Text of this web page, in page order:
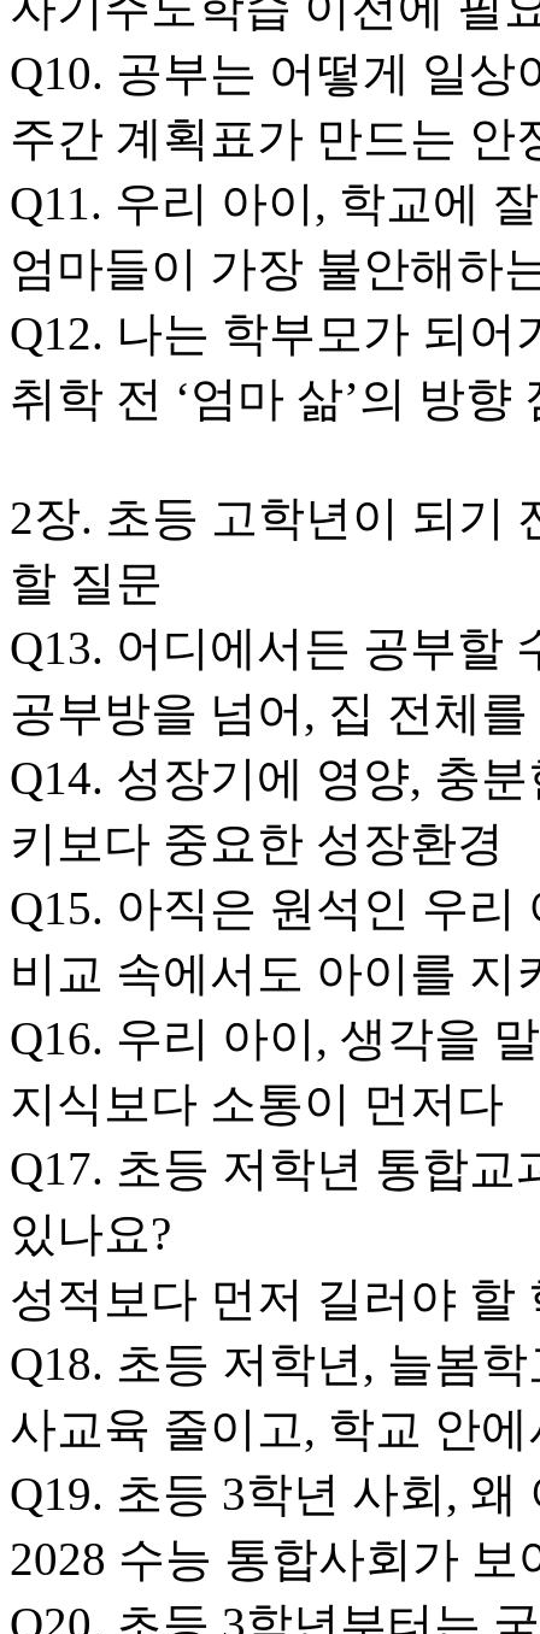
Q10. 공부는 어떻게 일상
주간 계획표가 만드는 안
Q11. 우리 아이, 학교에
엄마들이 가장 불안해하
Q12. 나는 학부모가 되어
취학 전 ‘엄마 삶’의 방향
2장. 초등 고학년이 되기
할 질문
Q13. 어디에서든 공부할
공부방을 넘어, 집 전체
Q14. 성장기에 영양, 충
키보다 중요한 성장환경
Q15. 아직은 원석인 우리
비교 속에서도 아이를 지
Q16. 우리 아이, 생각을
지식보다 소통이 먼저다
Q17. 초등 저학년 통합교
있나요?
성적보다 먼저 길러야 할
Q18. 초등 저학년, 늘봄
사교육 줄이고, 학교 안
Q19. 초등 3학년 사회, 왜
2028 수능 통합사회가
Q20. 초등 3학년부터는